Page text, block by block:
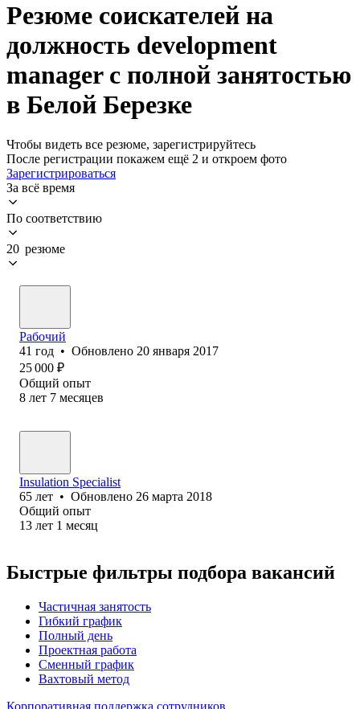
Резюме соискателей на
должность development
manager с полной занятостью
в Белой Березке
Чтобы видеть все резюме, зарегистрируйтесь
После регистрации покажем ещё 2 и откроем фото
Зарегистрироваться
За всё время
По соответствию
20 резюме
Рабочий
41 год • Обновлено 20 января 2017
25 000 ₽
Общий опыт
8 лет 7 месяцев
Insulation Specialist
65 лет • Обновлено 26 марта 2018
Общий опыт
13 лет 1 месяц
Быстрые фильтры подбора вакансий
Частичная занятость
Гибкий график
Полный день
Проектная работа
Сменный график
Вахтовый метод
Корпоративная поддержка сотрудников